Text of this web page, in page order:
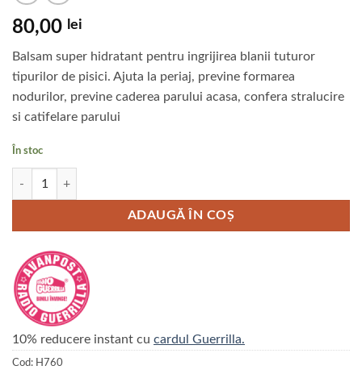
80,00 lei
Balsam super hidratant pentru ingrijirea blanii tuturor
tipurilor de pisici. Ajuta la periaj, previne formarea
nodurilor, previne caderea parului acasa, confera stralucire
si catifelare parului
În stoc
Cantitate ARTERO 4CATS Balsam pentru pisici 90ML
ADAUGĂ ÎN COȘ
10% reducere instant cu cardul Guerrilla.
Cod: H760